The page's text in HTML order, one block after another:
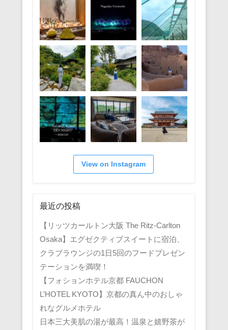
View on Instagram
最近の投稿
【リッツカールトン大阪 The Ritz-Carlton
Osaka】エグゼクティブスイートに宿泊、
クラブラウンジの1日5回のフードプレゼン
テーションを満喫！
【フォションホテル京都 FAUCHON
L’HOTEL KYOTO】京都の真ん中のおしゃ
れなグルメホテル
日本三大美肌の湯が最高！温泉と嬉野茶が